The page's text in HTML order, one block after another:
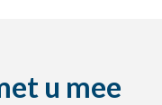
u mee